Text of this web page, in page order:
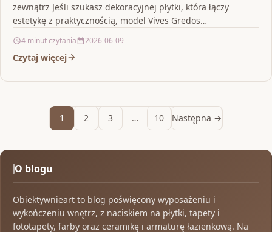
zewnątrz Jeśli szukasz dekoracyjnej płytki, która łączy
estetykę z praktycznością, model Vives Gredos…
4 minut czytania 2026-06-09
Czytaj więcej
1 2 3 … 10 Następna →
O blogu
Obiektywnieart to blog poświęcony wyposażeniu i
wykończeniu wnętrz, z naciskiem na płytki, tapety i
fototapety, farby oraz ceramikę i armaturę łazienkową. Na